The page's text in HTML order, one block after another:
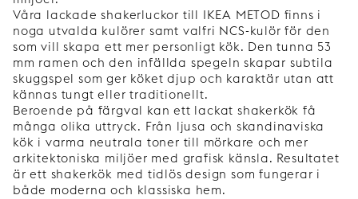
Våra lackade shakerluckor till IKEA METOD finns i
noga utvalda kulörer samt valfri NCS-kulör för den
som vill skapa ett mer personligt kök. Den tunna 53
mm ramen och den infällda spegeln skapar subtila
skuggspel som ger köket djup och karaktär utan att
kännas tungt eller traditionellt.
Beroende på färgval kan ett lackat shakerkök få
många olika uttryck. Från ljusa och skandinaviska
kök i varma neutrala toner till mörkare och mer
arkitektoniska miljöer med grafisk känsla. Resultatet
är ett shakerkök med tidlös design som fungerar i
både moderna och klassiska hem.